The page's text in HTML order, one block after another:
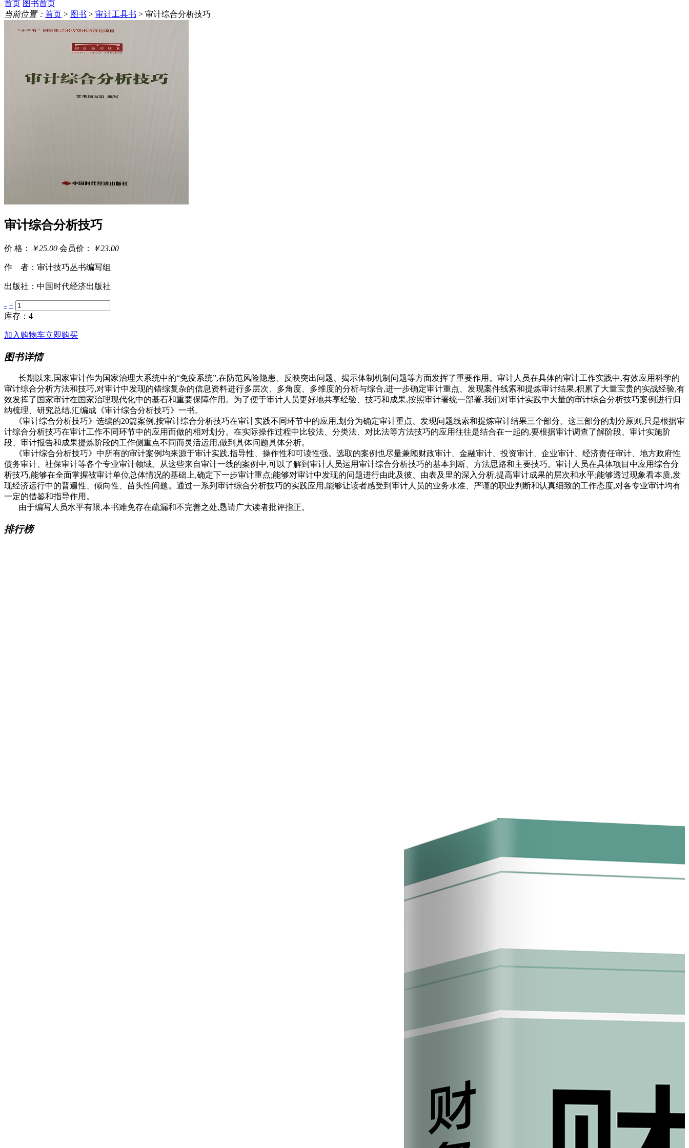
首页 图书首页
当前位置： 首页 > 图书 > 审计工具书 > 审计综合分析技巧
审计综合分析技巧
价 格： ￥25.00 会员价： ￥23.00
作 者：审计技巧丛书编写组
出版社：中国时代经济出版社
- +
库存：4
加入购物车立即购买
图书详情
长期以来,国家审计作为国家治理大系统中的“免疫系统”,在防范风险隐患、反映突出问题、揭示体制机制问题等方面发挥了重要作用。审计人员在具体的审计工作实践中,有效应用科学的
审计综合分析方法和技巧,对审计中发现的错综复杂的信息资料进行多层次、多角度、多维度的分析与综合,进一步确定审计重点、发现案件线索和提炼审计结果,积累了大量宝贵的实战经验,有
效发挥了国家审计在国家治理现代化中的基石和重要保障作用。为了便于审计人员更好地共享经验、技巧和成果,按照审计署统一部署,我们对审计实践中大量的审计综合分析技巧案例进行归
纳梳理、研究总结,汇编成《审计综合分析技巧》一书。
《审计综合分析技巧》选编的20篇案例,按审计综合分析技巧在审计实践不同环节中的应用,划分为确定审计重点、发现问题线索和提炼审计结果三个部分。这三部分的划分原则,只是根据审
计综合分析技巧在审计工作不同环节中的应用而做的相对划分。在实际操作过程中比较法、分类法、对比法等方法技巧的应用往往是结合在一起的,要根据审计调查了解阶段、审计实施阶
段、审计报告和成果提炼阶段的工作侧重点不同而灵活运用,做到具体问题具体分析。
《审计综合分析技巧》中所有的审计案例均来源于审计实践,指导性、操作性和可读性强。选取的案例也尽量兼顾财政审计、金融审计、投资审计、企业审计、经济责任审计、地方政府性
债务审计、社保审计等各个专业审计领域。从这些来自审计一线的案例中,可以了解到审计人员运用审计综合分析技巧的基本判断、方法思路和主要技巧。审计人员在具体项目中应用综合分
析技巧,能够在全面掌握被审计单位总体情况的基础上,确定下一步审计重点;能够对审计中发现的问题进行由此及彼、由表及里的深入分析,提高审计成果的层次和水平;能够透过现象看本质,发
现经济运行中的普遍性、倾向性、苗头性问题。通过一系列审计综合分析技巧的实践应用,能够让读者感受到审计人员的业务水准、严谨的职业判断和认真细致的工作态度,对各专业审计均有
一定的借鉴和指导作用。
由于编写人员水平有限,本书难免存在疏漏和不完善之处,恳请广大读者批评指正。
排行榜